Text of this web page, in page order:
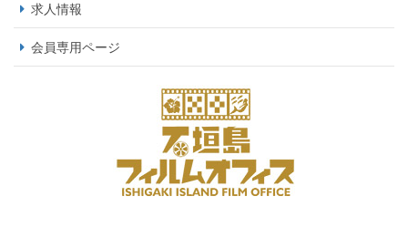
求人情報
会員専用ページ